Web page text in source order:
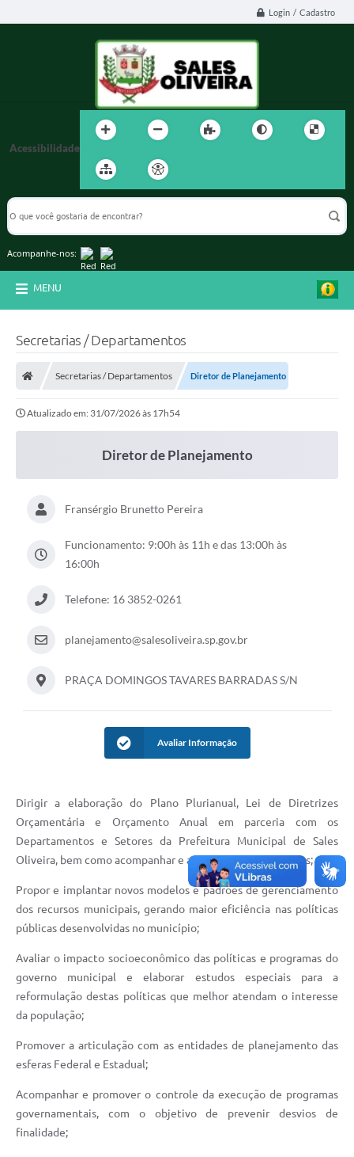
Login / Cadastro
Acessibilidade
Acompanhe-nos:
MENU
Secretarias / Departamentos
Secretarias / Departamentos Diretor de Planejamento
Atualizado em: 31/07/2026 às 17h54
Diretor de Planejamento
Fransérgio Brunetto Pereira
Funcionamento: 9:00h às 11h e das 13:00h às
16:00h
Telefone: 16 3852-0261
planejamento@salesoliveira.sp.gov.br
PRAÇA DOMINGOS TAVARES BARRADAS S/N
Avaliar Informação
Dirigir a elaboração do Plano Plurianual, Lei de Diretrizes
Orçamentária e Orçamento Anual em parceria com os
Departamentos e Setores da Prefeitura Municipal de Sales
Oliveira, bem como acompanhar e avaliar as suas execuções;
Propor e implantar novos modelos e padrões de gerenciamento
dos recursos municipais, gerando maior eficiência nas políticas
públicas desenvolvidas no município;
Avaliar o impacto socioeconômico das políticas e programas do
governo municipal e elaborar estudos especiais para a
reformulação destas políticas que melhor atendam o interesse
da população;
Promover a articulação com as entidades de planejamento das
esferas Federal e Estadual;
Acompanhar e promover o controle da execução de programas
governamentais, com o objetivo de prevenir desvios de
finalidade;